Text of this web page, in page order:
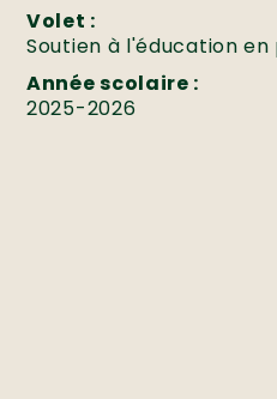
Volet :
Soutien à l'éducation en
Année scolaire :
2025-2026